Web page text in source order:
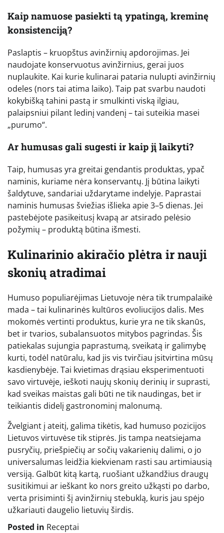
Kaip namuose pasiekti tą ypatingą, kreminę
konsistenciją?
Paslaptis – kruopštus avinžirnių apdorojimas. Jei
naudojate konservuotus avinžirnius, gerai juos
nuplaukite. Kai kurie kulinarai pataria nulupti avinžirnių
odeles (nors tai atima laiko). Taip pat svarbu naudoti
kokybišką tahini pastą ir smulkinti viską ilgiau,
palaipsniui pilant ledinį vandenį – tai suteikia masei
„purumo“.
Ar humusas gali sugesti ir kaip jį laikyti?
Taip, humusas yra greitai gendantis produktas, ypač
naminis, kuriame nėra konservantų. Jį būtina laikyti
šaldytuve, sandariai uždarytame indelyje. Paprastai
naminis humusas šviežias išlieka apie 3–5 dienas. Jei
pastebėjote pasikeitusį kvapą ar atsirado pelėsio
požymių – produktą būtina išmesti.
Kulinarinio akiračio plėtra ir nauji
skonių atradimai
Humuso populiarėjimas Lietuvoje nėra tik trumpalaikė
mada – tai kulinarinės kultūros evoliucijos dalis. Mes
mokomės vertinti produktus, kurie yra ne tik skanūs,
bet ir tvarios, subalansuotos mitybos pagrindas. Šis
patiekalas sujungia paprastumą, sveikatą ir galimybę
kurti, todėl natūralu, kad jis vis tvirčiau įsitvirtina mūsų
kasdienybėje. Tai kvietimas drąsiau eksperimentuoti
savo virtuvėje, ieškoti naujų skonių derinių ir suprasti,
kad sveikas maistas gali būti ne tik naudingas, bet ir
teikiantis didelį gastronominį malonumą.
Žvelgiant į ateitį, galima tikėtis, kad humuso pozicijos
Lietuvos virtuvėse tik stiprės. Jis tampa neatsiejama
pusryčių, priešpiečių ar sočių vakarienių dalimi, o jo
universalumas leidžia kiekvienam rasti sau artimiausią
versiją. Galbūt kitą kartą, ruošiant užkandžius draugų
susitikimui ar ieškant ko nors greito užkąsti po darbo,
verta prisiminti šį avinžirnių stebuklą, kuris jau spėjo
užkariauti daugelio lietuvių širdis.
Posted in Receptai